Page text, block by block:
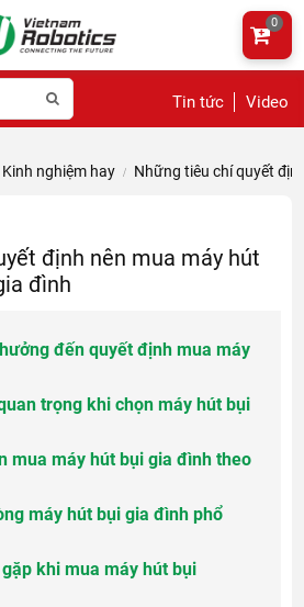
Tin tức Video
0
Kinh nghiệm hay Những tiêu chí quyết
định nên mua máy hút
đình
đến quyết định mua máy
trọng khi chọn máy hút bụi
mua máy hút bụi gia đình theo
máy hút bụi gia đình phổ
khi mua máy hút bụi